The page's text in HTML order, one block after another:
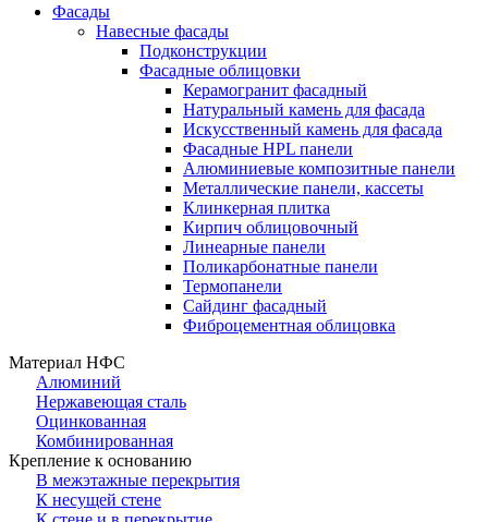
Фасады
Навесные фасады
Подконструкции
Фасадные облицовки
Керамогранит фасадный
Натуральный камень для фасада
Искусственный камень для фасада
Фасадные HPL панели
Алюминиевые композитные панели
Металлические панели, кассеты
Клинкерная плитка
Кирпич облицовочный
Линеарные панели
Поликарбонатные панели
Термопанели
Сайдинг фасадный
Фиброцементная облицовка
Материал НФС
Алюминий
Нержавеющая сталь
Оцинкованная
Комбинированная
Крепление к основанию
В межэтажные перекрытия
К несущей стене